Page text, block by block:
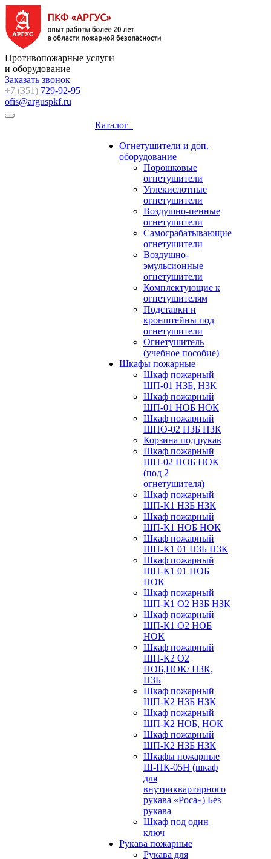
Противопожарные услуги
и оборудование
Заказать звонок
+7 (351) 729-92-95
ofis@arguspkf.ru
Каталог
Огнетушители и доп.
оборудование
Порошковые
огнетушители
Углекислотные
огнетушители
Воздушно-пенные
огнетушители
Самосрабатывающие
огнетушители
Воздушно-
эмульсионные
огнетушители
Комплектующие к
огнетушителям
Подставки и
кронштейны под
огнетушители
Огнетушитель
(учебное пособие)
Шкафы пожарные
Шкаф пожарный
ШП-01 НЗБ, НЗК
Шкаф пожарный
ШП-01 НОБ НОК
Шкаф пожарный
ШПО-02 НЗБ НЗК
Корзина под рукав
Шкаф пожарный
ШП-02 НОБ НОК
(под 2
огнетушителя)
Шкаф пожарный
ШП-К1 НЗБ НЗК
Шкаф пожарный
ШП-К1 НОБ НОК
Шкаф пожарный
ШП-К1 01 НЗБ НЗК
Шкаф пожарный
ШП-К1 01 НОБ
НОК
Шкаф пожарный
ШП-К1 О2 НЗБ НЗК
Шкаф пожарный
ШП-К1 О2 НОБ
НОК
Шкаф пожарный
ШП-К2 О2
НОБ,НОК/ НЗК,
НЗБ
Шкаф пожарный
ШП-К2 НЗБ НЗК
Шкаф пожарный
ШП-К2 НОБ, НОК
Шкаф пожарный
ШП-К2 НЗБ НЗК
Шкафы пожарные
Ш-ПК-05Н (шкаф
для
внутриквартирного
рукава «Роса») Без
рукава
Шкаф под один
ключ
Рукава пожарные
Рукава для